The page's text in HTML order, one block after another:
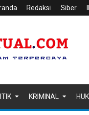
Redaksi Siber
KRIMINAL